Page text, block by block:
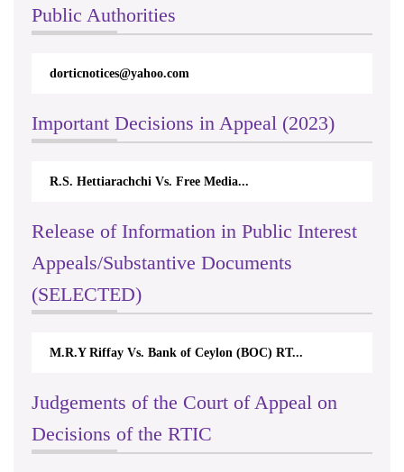
Public Authorities
dorticnotices@yahoo.com
Important Decisions in Appeal (2023)
R.S. Hettiarachchi Vs. Free Media...
Release of Information in Public Interest
Appeals/Substantive Documents
(SELECTED)
M.R.Y Riffay Vs. Bank of Ceylon (BOC) RT...
Judgements of the Court of Appeal on
Decisions of the RTIC